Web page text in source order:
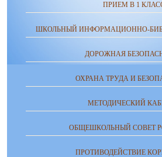
ПРИЕМ В 1
ШКОЛЬНЫЙ ИНФОРМАЦИОННО-
ДОРОЖНАЯ
ОХРАНА ТРУДА И
МЕТОДИЧЕСКИЙ
ОБЩЕШКОЛЬНЫЙ СОВЕТ
ПРОТИВОДЕЙСТВИЕ